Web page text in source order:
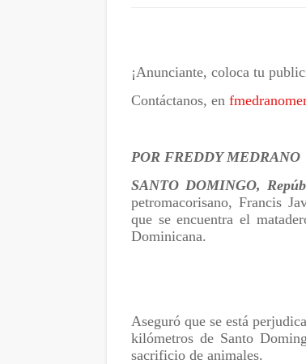
¡Anunciante, coloca tu
Contáctanos, en
POR FREDDY MEDRANO
SANTO DOMINGO,
petromacorisano, Francis
que se encuentra el
Dominicana.
Aseguró que se está
kilómetros de Santo
sacrificio de animales.